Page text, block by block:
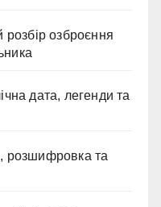
розбір озброєння
дата, легенди та
розшифровка та